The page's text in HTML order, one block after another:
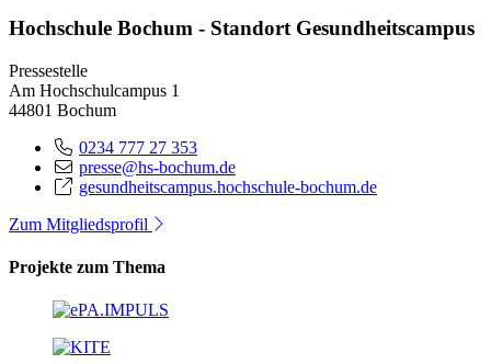
Hochschule Bochum - Standort Gesundheitscampus
Pressestelle
Am Hochschulcampus 1
44801 Bochum
0234 777 27 353
presse@hs-bochum.de
gesundheitscampus.hochschule-bochum.de
Zum Mitgliedsprofil
Projekte zum Thema